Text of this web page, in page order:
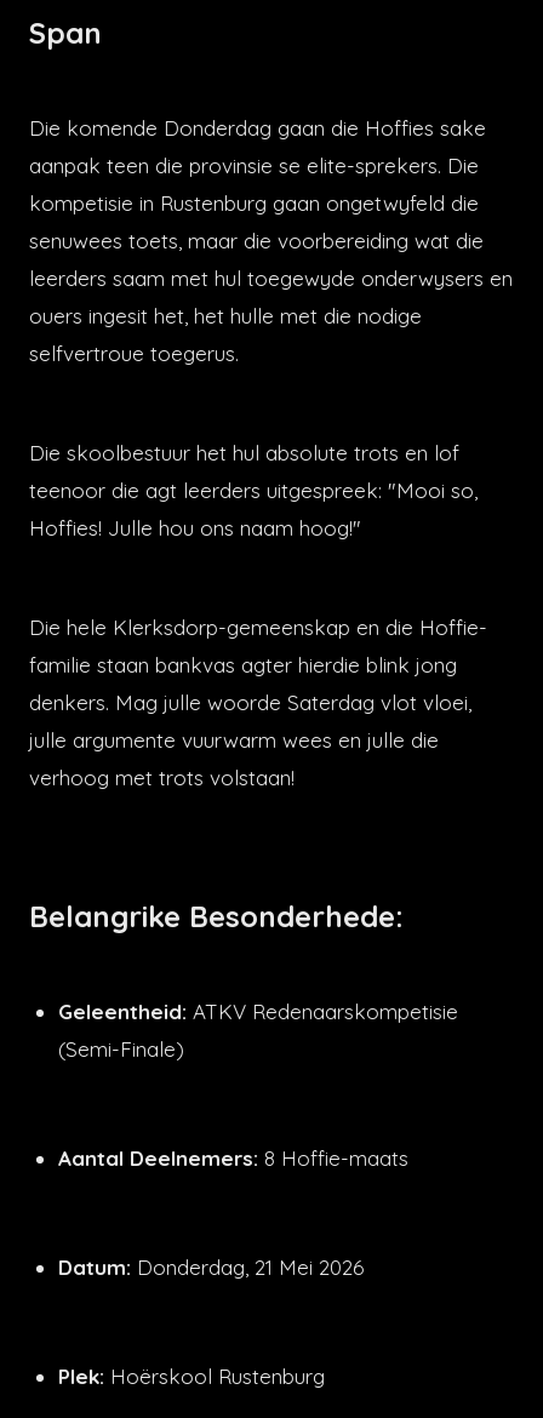
Span
Die komende Donderdag gaan die Hoffies sake
aanpak teen die provinsie se elite-sprekers. Die
kompetisie in Rustenburg gaan ongetwyfeld die
senuwees toets, maar die voorbereiding wat die
leerders saam met hul toegewyde onderwysers en
ouers ingesit het, het hulle met die nodige
selfvertroue toegerus.
Die skoolbestuur het hul absolute trots en lof
teenoor die agt leerders uitgespreek: "Mooi so,
Hoffies! Julle hou ons naam hoog!"
Die hele Klerksdorp-gemeenskap en die Hoffie-
familie staan bankvas agter hierdie blink jong
denkers. Mag julle woorde Saterdag vlot vloei,
julle argumente vuurwarm wees en julle die
verhoog met trots volstaan!
Belangrike Besonderhede:
Geleentheid: ATKV Redenaarskompetisie
(Semi-Finale)
Aantal Deelnemers: 8 Hoffie-maats
Datum: Donderdag, 21 Mei 2026
Plek: Hoërskool Rustenburg